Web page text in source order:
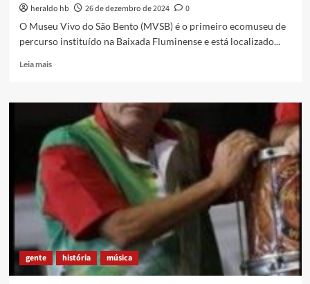
heraldo hb 26 de dezembro de 2024
0
O Museu Vivo do São Bento (MVSB) é o primeiro ecomuseu de
percurso instituído na Baixada Fluminense e está localizado...
Leia maisRead
Almanaque
Vivo
do
São
Bento
(download)
gente história música